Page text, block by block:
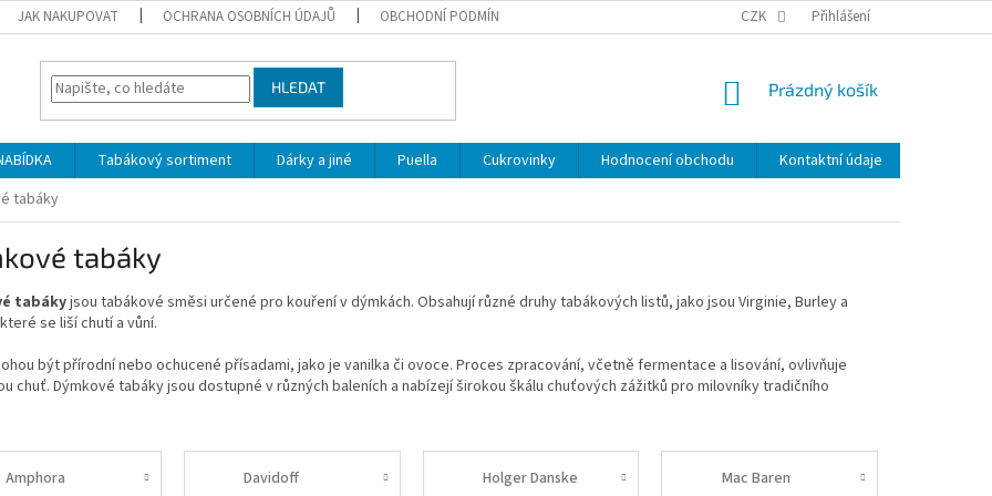
JAK NAKUPOVAT OCHRANA OSOBNÍCH ÚDAJŮ OBCHODNÍ PODMÍNKY BEZPEČNOSTÍ UPOZORNĚNÍ K NÁMI VYRÁBENÝM SVÍČKÁM
CZK Přihlášení
HLEDAT
NÁKUPNÍ
Prázdný košík
Tabákový sortiment Dárky a jiné Puella Cukrovinky Hodnocení obchodu Kontaktní údaje
tabáky
tabáky
tabákyjsou tabákové směsi určené pro kouření v dýmkách. Obsahují různé druhy tabákových listů, jako jsou Virginie, Burley a
se liší chutí a vůní.
být přírodní nebo ochucené přísadami, jako je vanilka či ovoce. Proces zpracování, včetně fermentace a lisování, ovlivňuje
chuť. Dýmkové tabáky jsou dostupné v různých baleních a nabízejí širokou škálu chuťových zážitků pro milovníky tradičního
Amphora Davidoff Holger Danske Mac Baren